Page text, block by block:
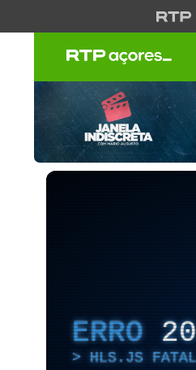
ERRO
HLS.JS FATAL